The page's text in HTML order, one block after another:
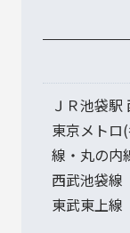
ＪＲ池袋駅
東京メトロ
線・丸の内
西武池袋
東武東上